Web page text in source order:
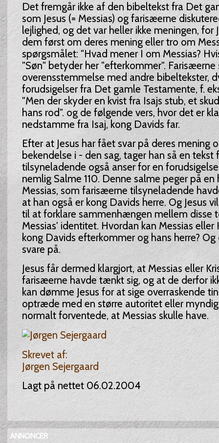
Det fremgår ikke af den bibeltekst fra Det
som Jesus (= Messias) og farisæerne
lejlighed, og det var heller ikke meningen, for
dem først om deres mening eller tro om
spørgsmålet: "Hvad mener I om Messias?
"Søn" betyder her "efterkommer". Farisæerne
overensstemmelse med andre bibeltekster,
forudsigelser fra Det gamle Testamente, f.
"Men der skyder en kvist fra Isajs stub, et
hans rod". og de følgende vers, hvor det er
nedstamme fra Isaj, kong Davids far.
Efter at Jesus har fået svar på deres mening
bekendelse i - den sag, tager han så en tekst
tilsyneladende også anser for en
nemlig Salme 110. Denne salme peger på
Messias, som farisæerne tilsyneladende
at han også er kong Davids herre. Og Jesus
til at forklare sammenhængen mellem disse
Messias' identitet. Hvordan kan Messias
kong Davids efterkommer og hans herre?
svare på.
Jesus får dermed klargjort, at Messias eller
farisæerne havde tænkt sig, og at de derfor
kan dømme Jesus for at sige overraskende
optræde med en større autoritet eller
normalt forventede, at Messias skulle have.
Skrevet af:
Jørgen Sejergaard
Lagt på nettet 06.02.2004
ANNONCER